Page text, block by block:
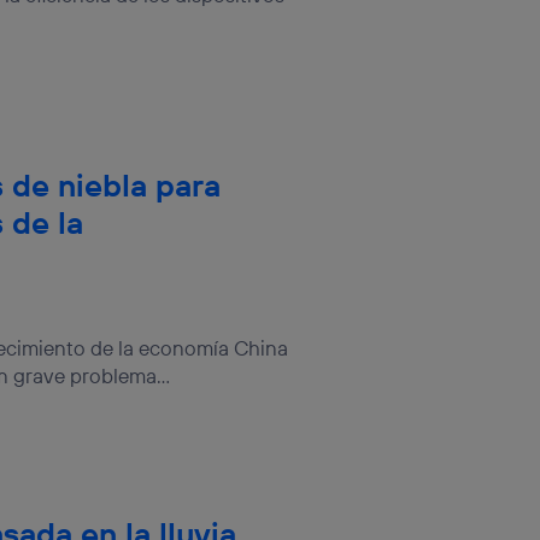
de niebla para
de la
de la economía China
grave problema...
la parte